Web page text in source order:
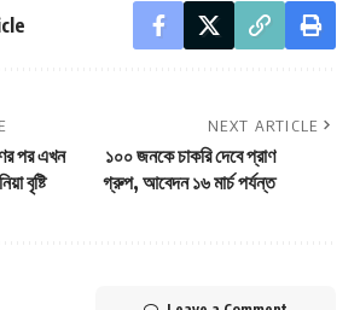
পর এখন
বৃষ্টি
NEXT ARTICLE
১০০ জনকে চাকরি দেবে প্রাণ
গ্রুপ, আবেদন ১৬ মার্চ পর্যন্ত